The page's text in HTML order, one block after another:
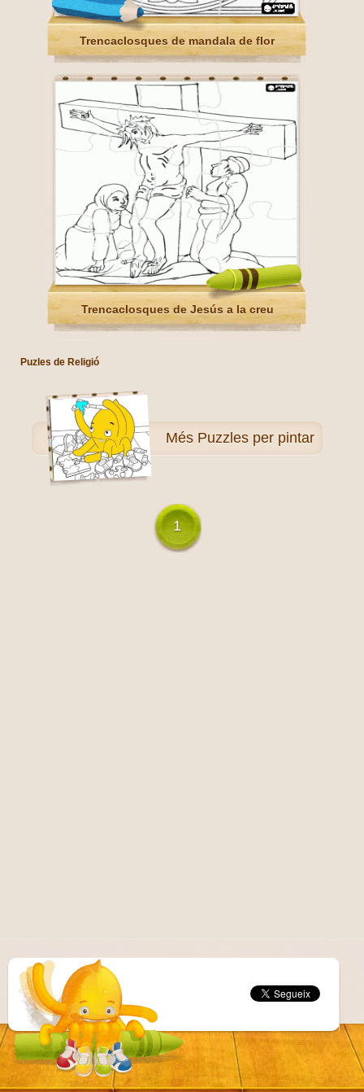
Trencaclosques de mandala de flor
Trencaclosques de Jesús a la creu
Puzles de Religió
Més Puzzles per pintar
1